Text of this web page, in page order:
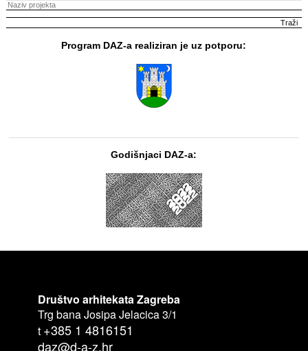
Program DAZ-a realiziran je uz potporu:
Godišnjaci DAZ-a:
Društvo arhitekata Zagreba
Trg bana Josipa Jelacica 3/1
t +385 1 4816151
daz@d-a-z.hr